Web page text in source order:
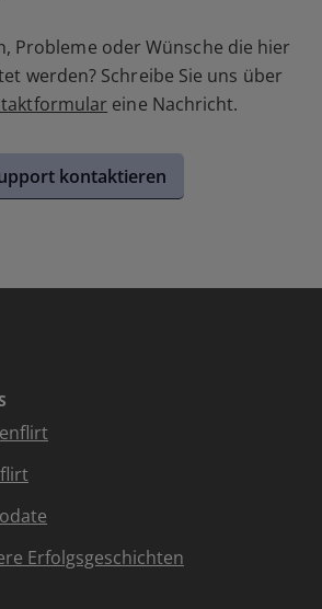
Probleme oder Wünsche die hier
werden? Schreibe Sie uns über
eine Nachricht.
kontaktieren
Erfolgsgeschichten